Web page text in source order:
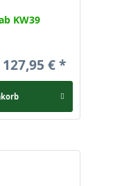
KW39
127,95 €